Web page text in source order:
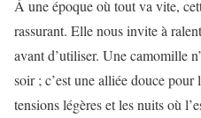
À une époque où tout va vite,
rassurant. Elle nous invite à
avant d’utiliser. Une camomille
soir ; c’est une alliée douce pour
tensions légères et les nuits où